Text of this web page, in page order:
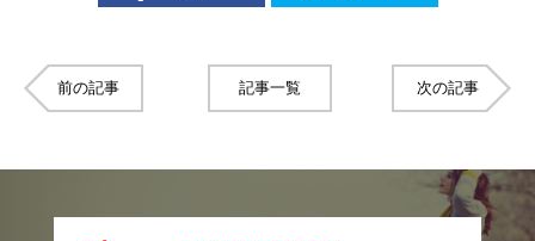
前の記事 記事一覧 次の記事